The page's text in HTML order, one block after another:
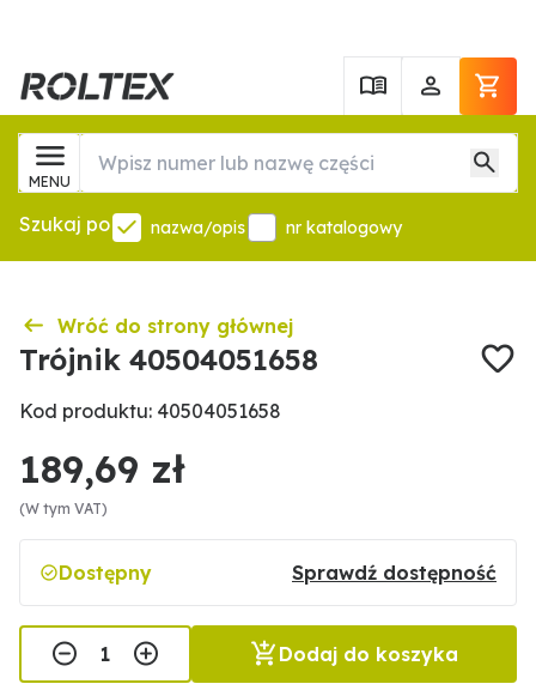
MENU
Szukaj po nazwa/opis nr katalogowy
Wróć do strony głównej
Trójnik 40504051658
Kod produktu: 40504051658
189,69 zł
(W tym VAT)
Dostępny Sprawdź dostępność
Dodaj do koszyka